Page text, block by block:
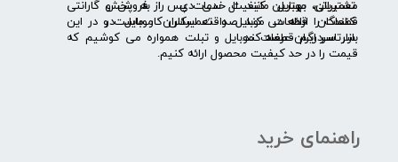
تعمیراتی موبایل مانند ال سی دی را به پخش
کنندگان قطعات موبایل و تعمیرکاران موبایل در
سرتاسر ایران عرضه کند.
راهنمای خرید
مشتریان، بهترین کیفیت خدمات پس از فروش و گارانتی
قطعات را ارائه می­ کند. صداقت اساس کار ماست و در این
بازار سردرگم قطعات موبایل و تبلت همواره می کوشیم که
قیمت را در حد کیفیت محصول ارائه کنیم.